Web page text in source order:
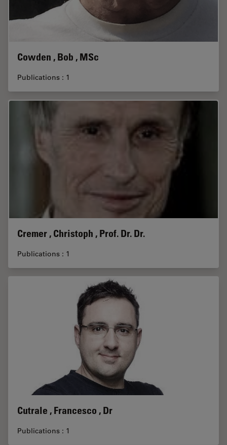
Cowden , Bob , MSc
Publications : 1
Cremer , Christoph , Prof. Dr. Dr.
Publications : 1
Cutrale , Francesco , Dr
Publications : 1